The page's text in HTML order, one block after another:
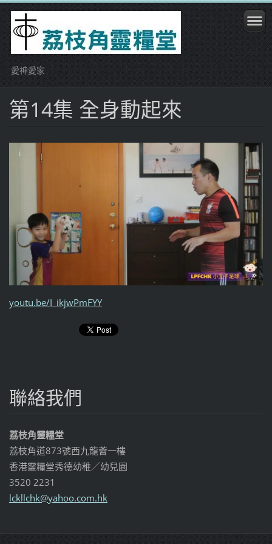
愛神愛家
第14集 全身動起來
youtu.be/I_ikjwPmFYY
聯絡我們
荔枝角靈糧堂
荔枝角道873號西九龍薈一樓
香港靈糧堂秀德幼稚／幼兒園
3520 2231
lckllchk@yahoo.com.hk